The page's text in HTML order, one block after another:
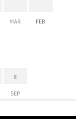
MAR FEB
8
SEP